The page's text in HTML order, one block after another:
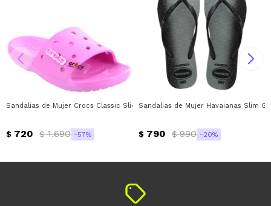
Sandalias de Mujer Crocs Classic Slide Crocs - Rosado
$ 720 $ 1.690 57
Sandalias de Mujer Havaianas Slim
$ 790 $ 990 20
Fecha de nacimiento
Día Mes
Continuar
Elegí tus productos preferidos
Elegís Pago Después como metodo de pago
* sujeto a aprobación crediticia. El monto
disponible puede variar por comercio
preguntas@pagodespues.com.uy